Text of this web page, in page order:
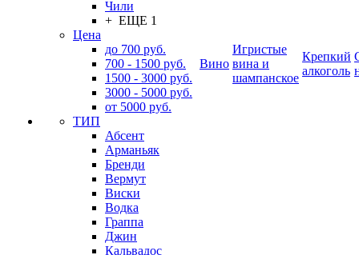
Чили
+ ЕЩЕ 1
Цена
до 700 руб.
700 - 1500 руб.
1500 - 3000 руб.
3000 - 5000 руб.
от 5000 руб.
ТИП
Абсент
Арманьяк
Бренди
Вермут
Виски
Водка
Граппа
Джин
Кальвадос
Вино
Игристые
вина и
шампанское
Крепкий
алкоголь